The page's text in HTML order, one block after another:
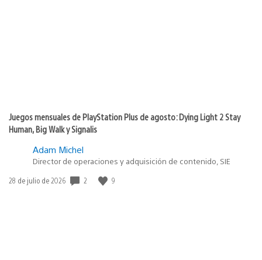
Juegos mensuales de PlayStation Plus de agosto: Dying Light 2 Stay
Human, Big Walk y Signalis
Adam Michel
Director de operaciones y adquisición de contenido, SIE
Fecha
28 de julio de 2026 2 9